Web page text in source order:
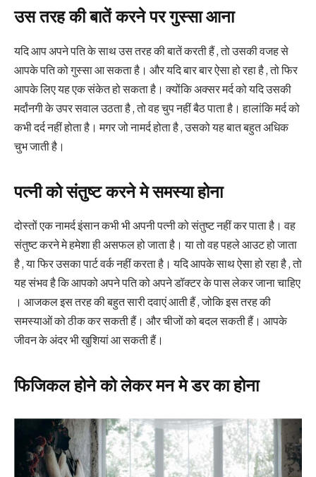
उस तरह की बातें करने पर गुस्सा आना
यदि आप अपने पति के साथ उस तरह की बातें करती हैं , तो उसकी वजह से
आपके पति को गुस्सा आ सकता है। और यदि बार बार ऐसा हो रहा है , तो फिर
आपके लिए यह एक संकेत हो सकता है। क्योंकि अक्सर मर्द को यदि उसकी
मर्दांनगी के उपर सवाल उठता है , तो वह चुप नहीं बैठ पाता है। हालांकि मर्द को
कभी दर्द नहीं होता है। मगर जो नामर्द होता है , उसको यह बात बहुत अधिक
चुभ जाती है।
पत्नी को संतुष्ट करने मे समस्या होना
दोस्तों एक नामर्द इंसान कभी भी अपनी पत्नी को संतुष्ट नहीं कर पाता है। वह
संतुष्ट करने मे हमेशा ही असफल हो जाता है। या तो वह पहले आउट हो जाता
है , या फिर उसका पार्ट वर्क नहीं करता है। यदि आपके साथ ऐसा हो रहा है , तो
यह संभव है कि आपको अपने पति को अपने डॉक्टर के पास लेकर जाना चाहिए
। आजकल इस तरह की बहुत सारी दवाएं आती हैं , जोकि इस तरह की
समस्याओं को ठीक कर सकती हैं। और चीजों को बदल सकती हैं। आपके
जीवन के अंदर भी खुशियां आ सकती हैं।
फिजिकल होने को लेकर मन मे डर का होना